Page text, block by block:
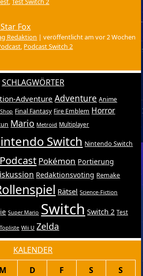
Fox
Redaktion |veröffentlicht am vor 2 Wochen
, Podcast Switch 2
SCHLAGWÖRTER
Adventure Adventure Anime
Final Fantasy Fire Emblem Horror
Mario Metroid Multiplayer
Switch Nintendo Switch
Podcast Pokémon Portierung
Redaktionsvoting Remake
Rätsel Science-Fiction
Super Mario Switch Switch 2 Test
Topliste Wii U Zelda
KALENDER
M D F S
S